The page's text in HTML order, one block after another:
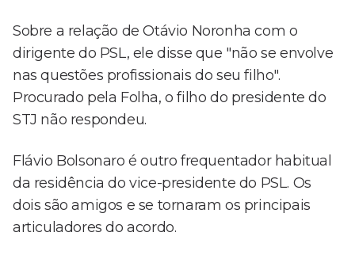
Sobre a relação de Otávio Noronha com o
dirigente do PSL, ele disse que "não se envolve
nas questões profissionais do seu filho".
Procurado pela Folha, o filho do presidente do
STJ não respondeu.
Flávio Bolsonaro é outro frequentador habitual
da residência do vice-presidente do PSL. Os
dois são amigos e se tornaram os principais
articuladores do acordo.